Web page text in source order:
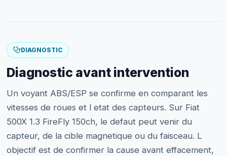
DIAGNOSTIC
Diagnostic avant intervention
Un voyant ABS/ESP se confirme en comparant les
vitesses de roues et l etat des capteurs. Sur Fiat
500X 1.3 FireFly 150ch, le defaut peut venir du
capteur, de la cible magnetique ou du faisceau. L
objectif est de confirmer la cause avant effacement,